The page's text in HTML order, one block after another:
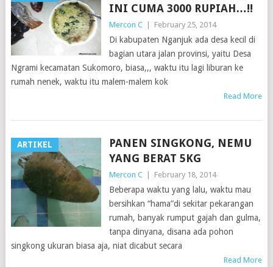
INI CUMA 3000 RUPIAH…!!
Mercon C February 25, 2014
Di kabupaten Nganjuk ada desa kecil di
bagian utara jalan provinsi, yaitu Desa
Ngrami kecamatan Sukomoro, biasa,,, waktu itu lagi liburan ke
rumah nenek, waktu itu malem-malem kok
Read More
ARTIKEL
PANEN SINGKONG, NEMU
YANG BERAT 5KG
Mercon C February 18, 2014
Beberapa waktu yang lalu, waktu mau
bersihkan “hama”di sekitar pekarangan
rumah, banyak rumput gajah dan gulma,
tanpa dinyana, disana ada pohon
singkong ukuran biasa aja, niat dicabut secara
Read More